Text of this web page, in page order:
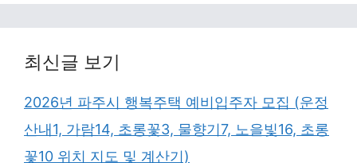
최신글 보기
2026년 파주시 행복주택 예비입주자 모집 (운정
산내1, 가람14, 초롱꽃3, 물향기7, 노을빛16, 초롱
꽃10 위치 지도 및 계산기)